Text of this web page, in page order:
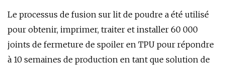
Le processus de fusion sur lit de poudre a été utilisé
pour obtenir, imprimer, traiter et installer 60 000
joints de fermeture de spoiler en TPU pour répondre
à 10 semaines de production en tant que solution de